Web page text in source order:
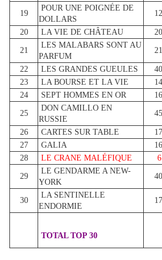
19
POUR UNE POIGNÉE DE
DOLLARS
12
20 LA VIE DE CHÂTEAU 20
21
LES MALABARS SONT AU
PARFUM
21
22 LES GRANDES GUEULES 40
23
LA BOURSE ET LA VIE 14
24
SEPT HOMMES EN OR 16
25
DON CAMILLO EN
RUSSIE
45
26 CARTES SUR TABLE 17
27
GALIA 16
28
LE CRANE MALÉFIQUE 6
29
LE GENDARME A NEW-
YORK
40
30
LA SENTINELLE
ENDORMIE
17
TOTAL TOP 30